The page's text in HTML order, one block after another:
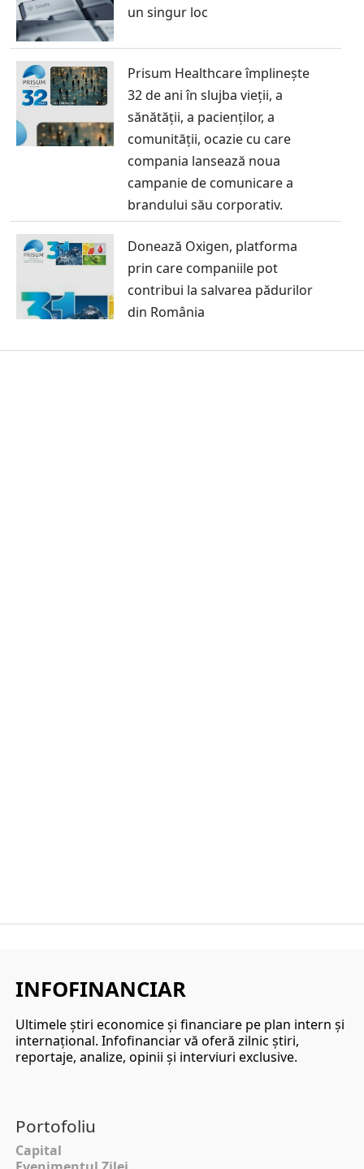
un singur loc
Prisum Healthcare împlinește
32 de ani în slujba vieții, a
sănătății, a pacienților, a
comunității, ocazie cu care
compania lansează noua
campanie de comunicare a
brandului său corporativ.
Donează Oxigen, platforma
prin care companiile pot
contribui la salvarea pădurilor
din România
INFOFINANCIAR
Ultimele ştiri economice şi financiare pe plan intern şi
internaţional. Infofinanciar vă oferă zilnic ştiri,
reportaje, analize, opinii şi interviuri exclusive.
Portofoliu
Capital